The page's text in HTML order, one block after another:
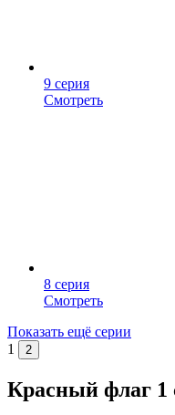
9 серия
Смотреть
8 серия
Смотреть
Показать ещё серии
1
2
Красный флаг 1